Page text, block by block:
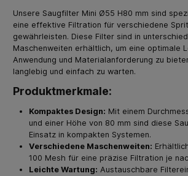
Unsere Saugfilter Mini Ø55 H80 mm sind
eine effektive Filtration für verschiedene
gewährleisten. Diese Filter sind in
Maschenweiten erhältlich, um eine optimale
Anwendung und Materialanforderung zu
langlebig und einfach zu warten.
Produktmerkmale:
Kompaktes Design: Mit einem
und einer Höhe von 80 mm sind diese
Einsatz in kompakten Systemen.
Verschiedene Maschenweiten:
100 Mesh für eine präzise Filtration je
Leichte Wartung: Austauschbare